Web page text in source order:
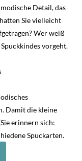
Detail, das
Sie vielleicht
Wer weiß
vorgeht.
Damit die kleine
erinnern sich:
Spuckarten.